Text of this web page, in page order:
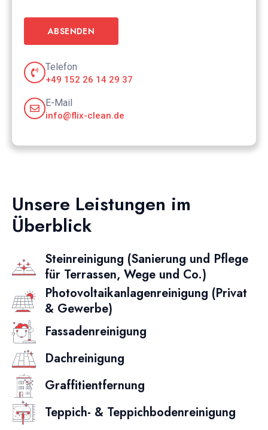
Unsere Leistungen im
Überblick
Steinreinigung (Sanierung und Pflege
für Terrassen, Wege und Co.)
Photovoltaikanlagenreinigung (Privat
& Gewerbe)
Fassadenreinigung
Dachreinigung
Graffitientfernung
Teppich- & Teppichbodenreinigung
Telefon
+49 152 26 14 29 37
E-Mail
info@flix-clean.de